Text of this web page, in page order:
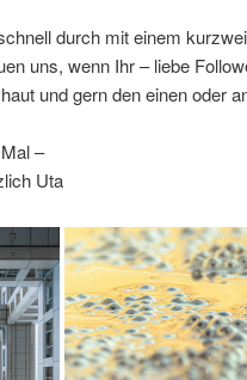
durch mit einem
uns, wenn Ihr – liebe
und gern den einen oder
–
Uta